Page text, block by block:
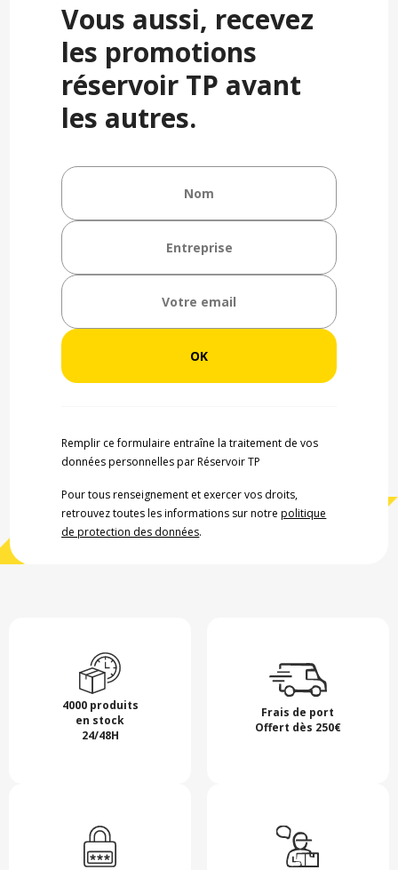
Vous aussi, recevez
les promotions
réservoir TP avant
les autres.
Remplir ce formulaire entraîne la traitement de vos
données personnelles par Réservoir TP
Pour tous renseignement et exercer vos droits,
retrouvez toutes les informations sur notrepolitique
de protection des données.
4000 produits
en stock
24/48H
Frais de port
Offert dès 250€